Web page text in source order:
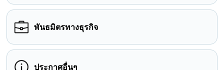
พันธมิตรทางธุรกิจ
ประกาศอื่นๆ